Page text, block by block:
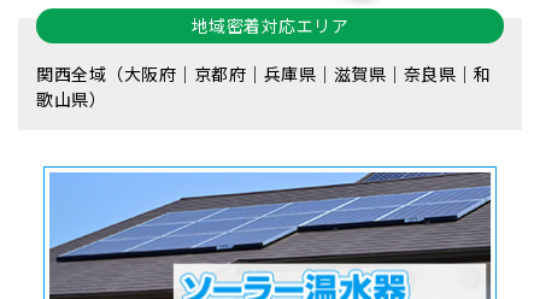
地域密着対応エリア
関西全域（大阪府｜京都府｜兵庫県｜滋賀県｜奈良県｜和
歌山県）